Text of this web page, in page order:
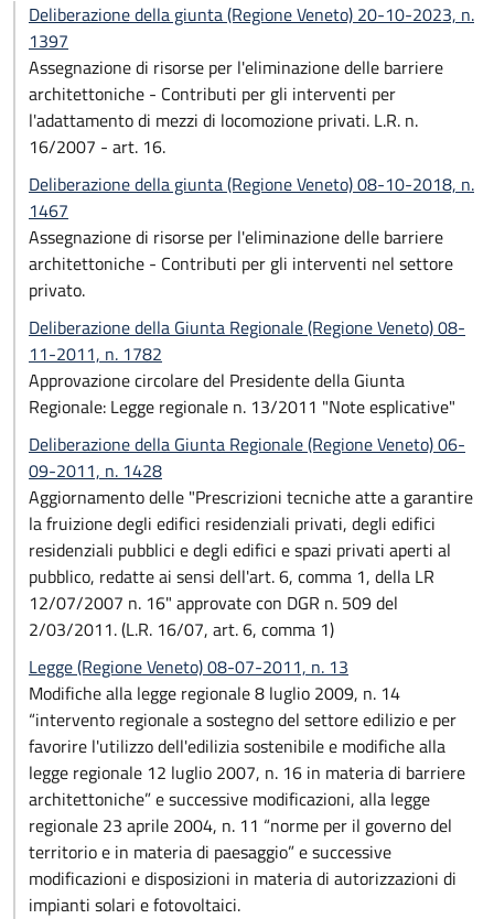
Deliberazione della giunta (Regione Veneto) 20-10-2023, n.
1397
Assegnazione di risorse per l'eliminazione delle barriere
architettoniche - Contributi per gli interventi per
l'adattamento di mezzi di locomozione privati. L.R. n.
16/2007 - art. 16.
Deliberazione della giunta (Regione Veneto) 08-10-2018, n.
1467
Assegnazione di risorse per l'eliminazione delle barriere
architettoniche - Contributi per gli interventi nel settore
privato.
Deliberazione della Giunta Regionale (Regione Veneto) 08-
11-2011, n. 1782
Approvazione circolare del Presidente della Giunta
Regionale: Legge regionale n. 13/2011 "Note esplicative"
Deliberazione della Giunta Regionale (Regione Veneto) 06-
09-2011, n. 1428
Aggiornamento delle "Prescrizioni tecniche atte a garantire
la fruizione degli edifici residenziali privati, degli edifici
residenziali pubblici e degli edifici e spazi privati aperti al
pubblico, redatte ai sensi dell'art. 6, comma 1, della LR
12/07/2007 n. 16" approvate con DGR n. 509 del
2/03/2011. (L.R. 16/07, art. 6, comma 1)
Legge (Regione Veneto) 08-07-2011, n. 13
Modifiche alla legge regionale 8 luglio 2009, n. 14
“intervento regionale a sostegno del settore edilizio e per
favorire l'utilizzo dell'edilizia sostenibile e modifiche alla
legge regionale 12 luglio 2007, n. 16 in materia di barriere
architettoniche” e successive modificazioni, alla legge
regionale 23 aprile 2004, n. 11 “norme per il governo del
territorio e in materia di paesaggio” e successive
modificazioni e disposizioni in materia di autorizzazioni di
impianti solari e fotovoltaici.